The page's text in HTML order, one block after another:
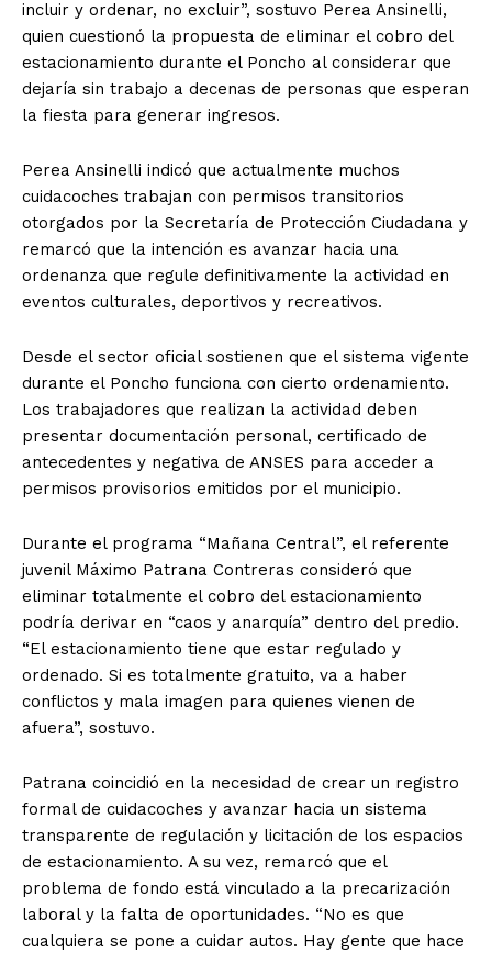
incluir y ordenar, no excluir”, sostuvo Perea Ansinelli,
quien cuestionó la propuesta de eliminar el cobro del
estacionamiento durante el Poncho al considerar que
dejaría sin trabajo a decenas de personas que esperan
la fiesta para generar ingresos.
Perea Ansinelli indicó que actualmente muchos
cuidacoches trabajan con permisos transitorios
otorgados por la Secretaría de Protección Ciudadana y
remarcó que la intención es avanzar hacia una
ordenanza que regule definitivamente la actividad en
eventos culturales, deportivos y recreativos.
Desde el sector oficial sostienen que el sistema vigente
durante el Poncho funciona con cierto ordenamiento.
Los trabajadores que realizan la actividad deben
presentar documentación personal, certificado de
antecedentes y negativa de ANSES para acceder a
permisos provisorios emitidos por el municipio.
Durante el programa “Mañana Central”, el referente
juvenil Máximo Patrana Contreras consideró que
eliminar totalmente el cobro del estacionamiento
podría derivar en “caos y anarquía” dentro del predio.
“El estacionamiento tiene que estar regulado y
ordenado. Si es totalmente gratuito, va a haber
conflictos y mala imagen para quienes vienen de
afuera”, sostuvo.
Patrana coincidió en la necesidad de crear un registro
formal de cuidacoches y avanzar hacia un sistema
transparente de regulación y licitación de los espacios
de estacionamiento. A su vez, remarcó que el
problema de fondo está vinculado a la precarización
laboral y la falta de oportunidades. “No es que
cualquiera se pone a cuidar autos. Hay gente que hace